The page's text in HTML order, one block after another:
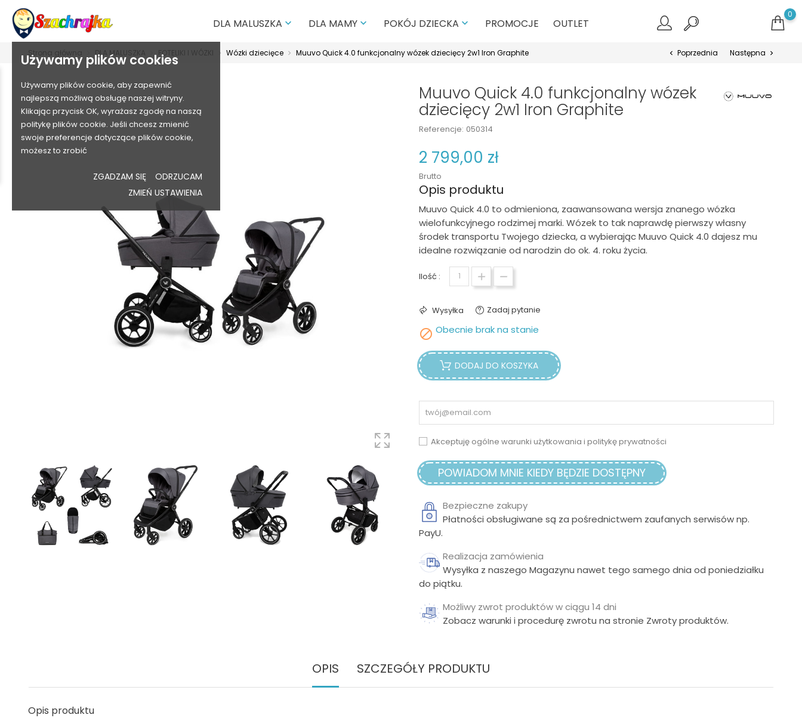
Używamy plików cookies
Używamy plików cookie, aby zapewnić
najlepszą możliwą obsługę naszej witryny.
Klikając przycisk OK, wyrażasz zgodę na naszą
politykę plików cookie. Jeśli chcesz zmienić
swoje preferencje dotyczące plików cookie,
możesz to zrobić
ZGADZAM SIĘ
ODRZUCAM
ZMIEŃ USTAWIENIA
0
DLA MALUSZKA  DLA MAMY  POKÓJ DZIECKA  PROMOCJE OUTLET
Strona główna DLA MALUSZKA FOTELIKI I WÓZKI Wózki dziecięce Muuvo Quick 4.0 funkcjonalny wózek dziecięcy 2w1 Iron Graphite chevron_left Poprzednia Następna chevron_right
Muuvo Quick 4.0 funkcjonalny wózek
dziecięcy 2w1 Iron Graphite
Referencje: 050314
2 799,00 zł
Brutto
Opis produktu
Muuvo Quick 4.0 to odmieniona, zaawansowana wersja znanego wózka
wielofunkcyjnego rodzimej marki. Wózek to tak naprawdę pierwszy własny
środek transportu Twojego dziecka, a wybierając Muuvo Quick 4.0 dajesz mu
idealne rozwiązanie od narodzin do ok. 4. roku życia.
Ilość :
Wysyłka Zadaj pytanie
 Obecnie brak na stanie
DODAJ DO KOSZYKA
Akceptuję ogólne warunki użytkowania i politykę prywatności
POWIADOM MNIE KIEDY BĘDZIE DOSTĘPNY
Bezpieczne zakupy
Płatności obsługiwane są za pośrednictwem zaufanych serwisów np.
PayU.
Realizacja zamówienia
Wysyłka z naszego Magazynu nawet tego samego dnia od poniedziałku
do piątku.
Możliwy zwrot produktów w ciągu 14 dni
Zobacz warunki i procedurę zwrotu na stronie Zwroty produktów.
OPIS SZCZEGÓŁY PRODUKTU
Opis produktu